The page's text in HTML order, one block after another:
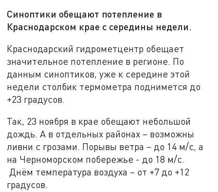
Синоптики обещают потепление в
Краснодарском крае с середины недели.
Краснодарский гидрометцентр обещает
значительное потепление в регионе. По
данным синоптиков, уже к середине этой
недели столбик термометра поднимется до
+23 градусов.
Так, 23 ноября в крае обещают небольшой
дождь. А в отдельных районах – возможны
ливни с грозами. Порывы ветра – до 14 м/с, а
на Черноморском побережье - до 18 м/с.
Днём температура воздуха – от +7 до +12
градусов.